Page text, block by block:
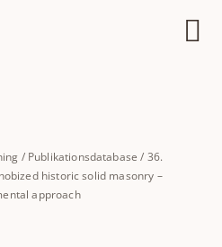
/ Publikationsdatabase / 36.
historic solid masonry –
approach